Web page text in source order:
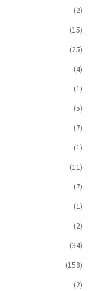
(2)
(15)
(25)
(4)
(1)
(5)
(7)
(1)
(11)
(7)
(1)
(2)
(34)
(158)
(2)